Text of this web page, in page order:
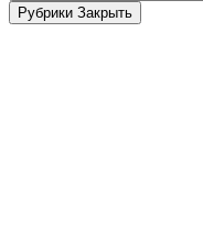
Рубрики Закрыть